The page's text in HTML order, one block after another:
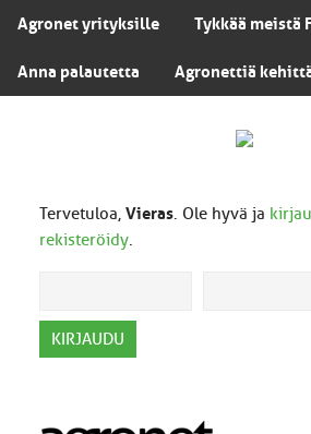
Agronet yrityksille Tykkää meistä
Anna palautetta Agronettiä
Tervetuloa, Vieras. Ole hyvä ja
rekisteröidy.